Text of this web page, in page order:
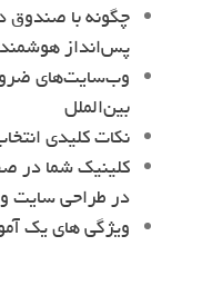
چگونه با صندوق
پس‌انداز
وب‌سایت‌های
بین‌الملل
نکات کلیدی
کلینیک شما در
در طراحی
ویژگی های یک